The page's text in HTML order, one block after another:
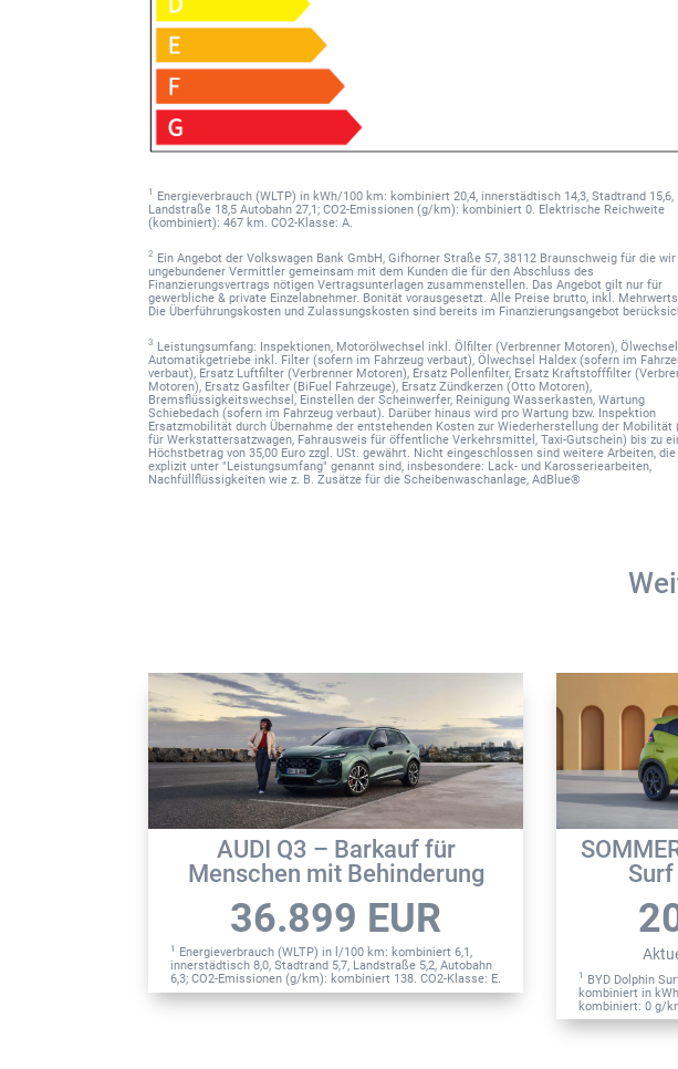
1 Energieverbrauch (WLTP) in kWh/100 km: kombiniert 20,4, innerstädtisch 14,3, Stadtrand 15,6,
Landstraße 18,5 Autobahn 27,1; CO2-Emissionen (g/km): kombiniert 0. Elektrische Reichweite
(kombiniert): 467 km. CO2-Klasse: A.
2 Ein Angebot der Volkswagen Bank GmbH, Gifhorner Straße 57, 38112 Braunschweig für die
ungebundener Vermittler gemeinsam mit dem Kunden die für den Abschluss des
Finanzierungsvertrags nötigen Vertragsunterlagen zusammenstellen. Das Angebot gilt nur für
gewerbliche & private Einzelabnehmer. Bonität vorausgesetzt. Alle Preise brutto, inkl.
Die Überführungskosten und Zulassungskosten sind bereits im Finanzierungsangebot
3 Leistungsumfang: Inspektionen, Motorölwechsel inkl. Ölfilter (Verbrenner Motoren), Ölwechsel
Automatikgetriebe inkl. Filter (sofern im Fahrzeug verbaut), Ölwechsel Haldex (sofern im
verbaut), Ersatz Luftfilter (Verbrenner Motoren), Ersatz Pollenfilter, Ersatz Kraftstofffilter
Motoren), Ersatz Gasfilter (BiFuel Fahrzeuge), Ersatz Zündkerzen (Otto Motoren),
Bremsflüssigkeitswechsel, Einstellen der Scheinwerfer, Reinigung Wasserkasten, Wartung
Schiebedach (sofern im Fahrzeug verbaut). Darüber hinaus wird pro Wartung bzw. Inspektion
Ersatzmobilität durch Übernahme der entstehenden Kosten zur Wiederherstellung der Mobilität
für Werkstattersatzwagen, Fahrausweis für öffentliche Verkehrsmittel, Taxi-Gutschein) bis zu
Höchstbetrag von 35,00 Euro zzgl. USt. gewährt. Nicht eingeschlossen sind weitere Arbeiten,
explizit unter "Leistungsumfang" genannt sind, insbesondere: Lack- und Karosseriearbeiten,
Nachfüllflüssigkeiten wie z. B. Zusätze für die Scheibenwaschanlage, AdBlue®
AUDI Q3 – Barkauf für
Menschen mit Behinderung
36.899 EUR
1 Energieverbrauch (WLTP) in l/100 km: kombiniert 6,1,
innerstädtisch 8,0, Stadtrand 5,7, Landstraße 5,2, Autobahn
6,3; CO2-Emissionen (g/km): kombiniert 138. CO2-Klasse: E.
1 BYD Dolphin
kombiniert in
kombiniert: 0 g/